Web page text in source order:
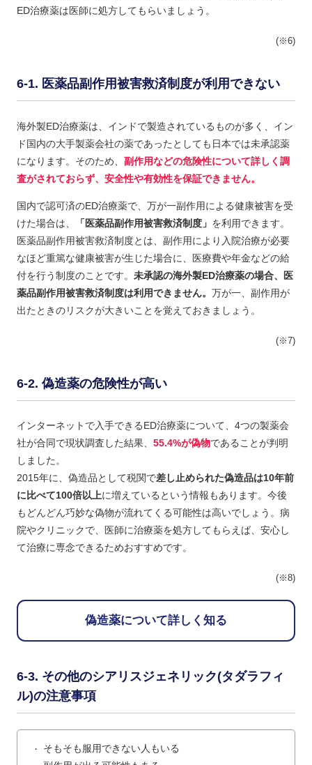
ED治療薬は医師に処方してもらいましょう。
(※6)
医薬品副作用被害救済制度が利用できない
海外製ED治療薬は、インドで製造されているものが多く、イン
ド国内の大手製薬会社の薬であったとしても日本では未承認薬
になります。そのため、 副作用などの危険性について詳しく調
査がされておらず、安全性や有効性を保証できません。
国内で認可済のED治療薬で、万が一副作用による健康被害を受
けた場合は、
「医薬品副作用被害救済制度」 を利用できます。
医薬品副作用被害救済制度とは、副作用により入院治療が必要
なほど重篤な健康被害が生じた場合に、医療費や年金などの給
付を行う制度のことです。 未承認の海外製ED治療薬の場合、医
薬品副作用被害救済制度は利用できません。 万が一、副作用が
出たときのリスクが大きいことを覚えておきましょう。
(※7)
偽造薬の危険性が高い
インターネットで入手できるED治療薬について、4つの製薬会
社が合同で現状調査した結果、 55.4%が偽物であることが判明
しました。
2015年に、偽造品として税関で差し止められた偽造品は10年前
に比べて100倍以上に増えているという情報もあります。今後
もどんどん巧妙な偽物が流れてくる可能性は高いでしょう。病
院やクリニックで、医師に治療薬を処方してもらえば、安心し
て治療に専念できるためおすすめです。
(※8)
偽造薬について詳しく知る
その他のシアリスジェネリック(タダラフィ
ル)の注意事項
・ そもそも服用できない人もいる